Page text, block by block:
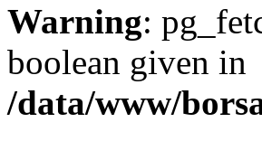
Warning:
boolean given in
/data/www/